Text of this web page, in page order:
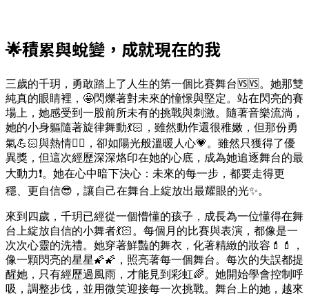
🌟積累與蛻變，成就現在的我
三歲的千玥，勇敢踏上了人生的第一個比賽舞台🆚🆚。她那雙
純真的眼睛裡，🤩閃爍著對未來的憧憬與堅定。站在閃亮的賽
場上，她感受到一股前所未有的挑戰與刺激。隨著音樂流淌，
她的小身軀隨著旋律舞動💃🏻，雖然動作還很稚嫩，但那份勇
氣💪🏻與熱情❤️‍🔥，卻如陽光般溫暖人心💗。雖然只獲得了優
異獎，但這次經歷深深烙印在她的心底，成為她追逐舞台的最
大動力❗。她在心中暗下決心：未來的每一步，都要走得更
穩、更自信😎，讓自己在舞台上綻放出最耀眼的光✨。
來到四歲，千玥已經從一個懵懂的孩子，成長為一位懂得在舞
台上綻放自信的小舞者💃🏻。每個月的比賽與表演，都像是一
次次心靈的洗禮。她穿著鮮豔的舞衣，化著精緻的妝容💄💄，
像一顆閃亮的星星🌠🌠，照亮著每一個舞台。每次的失誤都提
醒她，只有經歷過風雨，才能見到彩虹🌈。她開始學會控制呼
吸，調整步伐，並用微笑迎接每一次挑戰。舞台上的她，越來